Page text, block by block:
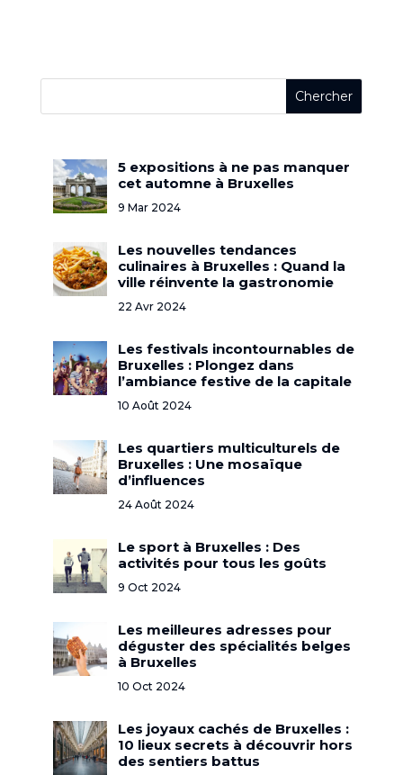
5 expositions à ne pas manquer
cet automne à Bruxelles
9 Mar 2024
Les nouvelles tendances
culinaires à Bruxelles : Quand la
ville réinvente la gastronomie
22 Avr 2024
Les festivals incontournables de
Bruxelles : Plongez dans
l’ambiance festive de la capitale
10 Août 2024
Les quartiers multiculturels de
Bruxelles : Une mosaïque
d’influences
24 Août 2024
Le sport à Bruxelles : Des
activités pour tous les goûts
9 Oct 2024
Les meilleures adresses pour
déguster des spécialités belges
à Bruxelles
10 Oct 2024
Les joyaux cachés de Bruxelles :
10 lieux secrets à découvrir hors
des sentiers battus